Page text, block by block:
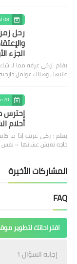
08 أبريل 2020
رحل
الجزء
بقلم : زكى عرفه مما لا
عليها ، وهناك عوامل
20 مارس 2020
أحلام
حاجه تعيش عشانها ٠٠ نفس الأفعال هاتوص…
المشاركات الأخيرة
FAQ
اقتراحاتك لتطوير
إجابه السؤال 1